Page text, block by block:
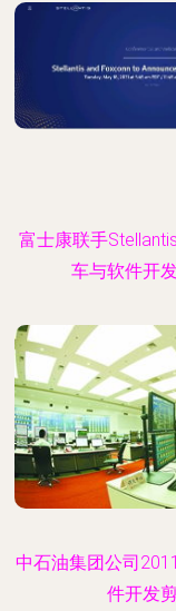
富士康联手
车与软件开
中石油集团公司
件开发